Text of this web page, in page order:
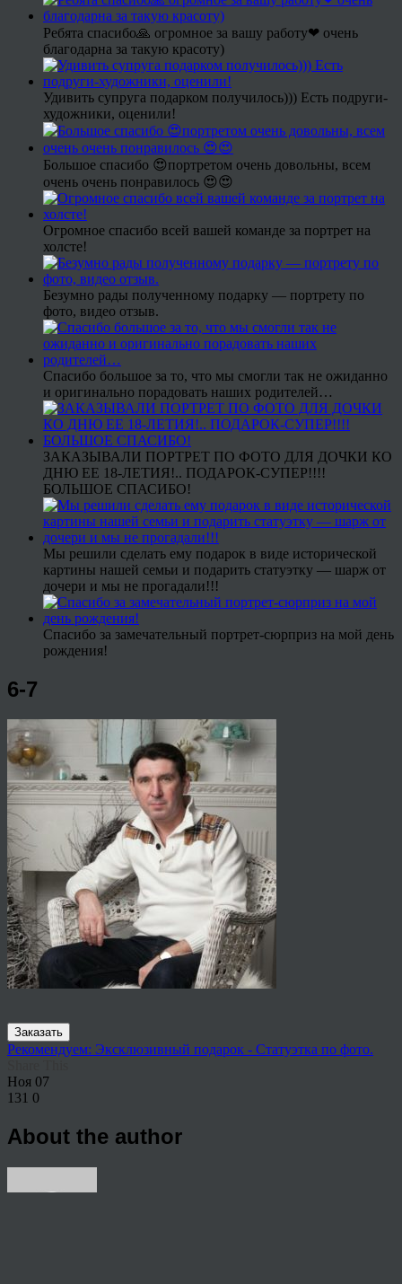
Ребята спасибо🙏 огромное за вашу работу❤ очень
благодарна за такую красоту)
Удивить супруга подарком получилось))) Есть подруги-
художники, оценили!
Большое спасибо 😍портретом очень довольны, всем
очень очень понравилось 😍😍
Огромное спасибо всей вашей команде за портрет на
холсте!
Безумно рады полученному подарку — портрету по
фото, видео отзыв.
Спасибо большое за то, что мы смогли так не ожиданно
и оригинально порадовать наших родителей…
ЗАКАЗЫВАЛИ ПОРТРЕТ ПО ФОТО ДЛЯ ДОЧКИ КО
ДНЮ ЕЕ 18-ЛЕТИЯ!.. ПОДАРОК-СУПЕР!!!!
БОЛЬШОЕ СПАСИБО!
Мы решили сделать ему подарок в виде исторической
картины нашей семьи и подарить статуэтку — шарж от
дочери и мы не прогадали!!!
Спасибо за замечательный портрет-сюрприз на мой день
рождения!
6-7
Заказать
Рекомендуем: Эксклюзивный подарок - Статуэтка по фото.
Ноя 07
131 0
About the author